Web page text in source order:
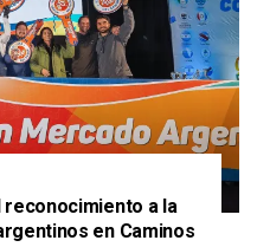
reconocimiento a la
en Caminos